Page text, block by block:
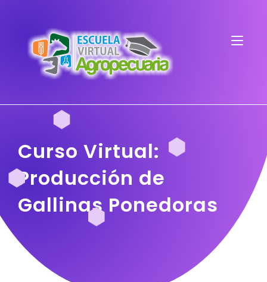
Curso Virtual:
Producción de
Gallinas Ponedoras